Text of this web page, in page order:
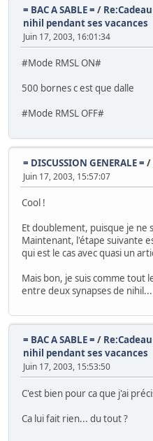
= BAC A SABLE = /
nihil pendant ses vacances
Juin 17, 2003, 16:01:34
#Mode RMSL ON#
500 bornes c est que dalle
#Mode RMSL OFF#
= DISCUSSION GENERALE = /
Juin 17, 2003, 15:57:07
Cool !
Et doublement, puisque je ne
Maintenant, l'étape suivante
qui est le cas avec quasi un
Mais bon, je suis comme tout
entre deux synapses de nihil...
= BAC A SABLE = /
nihil pendant ses vacances
Juin 17, 2003, 15:53:50
C'est bien pour ca que j'ai
Ca lui fait rien... du tout ?